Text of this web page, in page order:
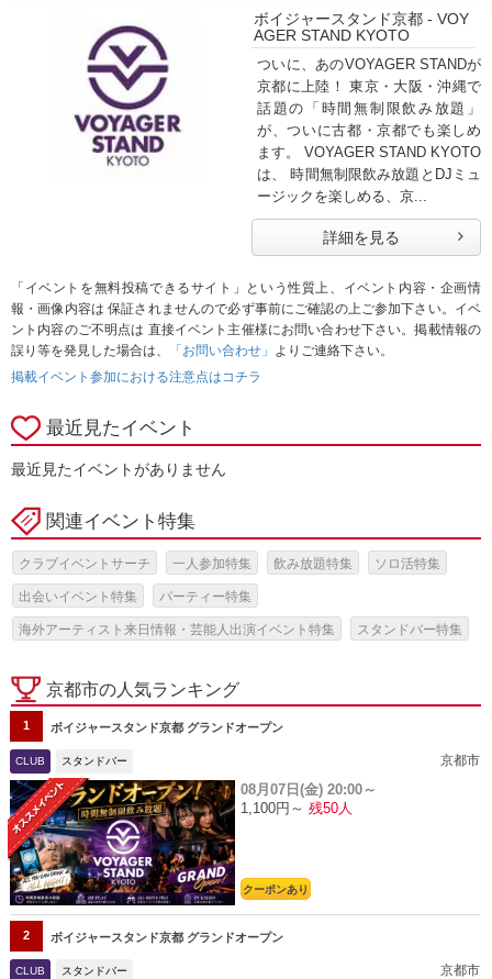
ボイジャースタンド京都 - VOY
AGER STAND KYOTO
ついに、あのVOYAGER STANDが
京都に上陸！ 東京・大阪・沖縄で
話題の「時間無制限飲み放題」
が、ついに古都・京都でも楽しめ
ます。 VOYAGER STAND KYOTO
は、 時間無制限飲み放題とDJミュ
ージックを楽しめる、京...
詳細を見る
「イベントを無料投稿できるサイト」という性質上、イベント内容・企画情
報・画像内容は 保証されませんので必ず事前にご確認の上ご参加下さい。イベ
ント内容のご不明点は 直接イベント主催様にお問い合わせ下さい。掲載情報の
誤り等を発見した場合は、
「お問い合わせ」 よりご連絡下さい。
掲載イベント参加における注意点はコチラ
最近見たイベント
最近見たイベントがありません
関連イベント特集
クラブイベントサーチ 一人参加特集 飲み放題特集 ソロ活特集
出会いイベント特集 パーティー特集
海外アーティスト来日情報・芸能人出演イベント特集 スタンドバー特集
京都市の人気ランキング
1 ボイジャースタンド京都 グランドオープン
CLUB スタンドバー 京都市
08月07日(金) 20:00～
1,100円～ 残50人
クーポンあり
2 ボイジャースタンド京都 グランドオープン
CLUB スタンドバー 京都市